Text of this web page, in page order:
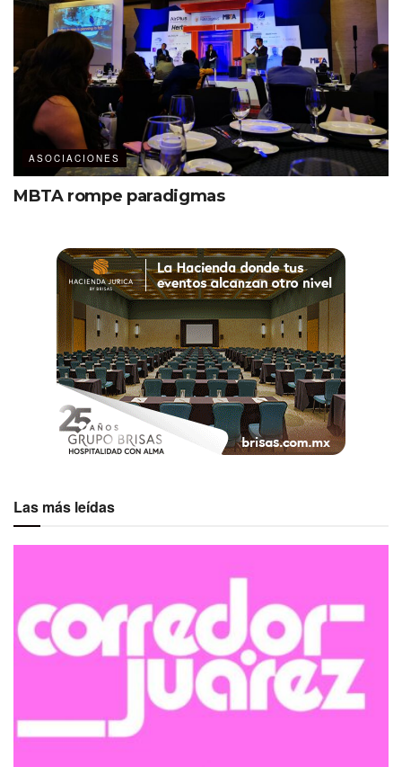
ASOCIACIONES
MBTA rompe paradigmas
Las más leídas